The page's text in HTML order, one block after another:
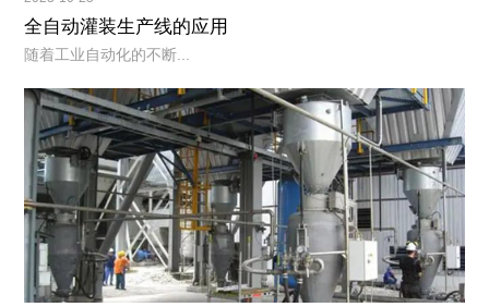
全自动灌装生产线的应用
随着工业自动化的不断...